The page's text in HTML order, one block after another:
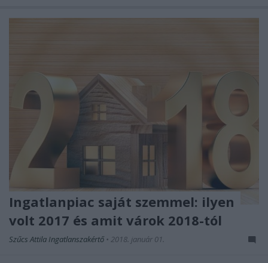
Ingatlanpiac saját szemmel: ilyen
volt 2017 és amit várok 2018-tól
Szűcs Attila Ingatlanszakértő • 2018. január 01.